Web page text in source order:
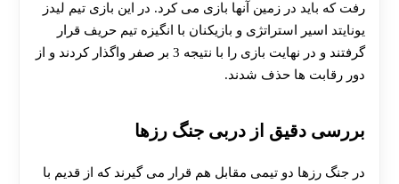
رفت که باید در زمین آنها بازی می کرد. در این بازی تیم لیدز
یونایتد اسیر استراتژی و بازیکنان با انگیزه تیم حریف قرار
گرفتند و در نهایت بازی را با نتیجه 3 بر صفر واگذار کردند و از
دور رقابت ها حذف شدند.
بررسی دقیق از دربی جنگ رزها
در جنگ رزها دو تیمی مقابل هم قرار می گیرند که از قدیم با